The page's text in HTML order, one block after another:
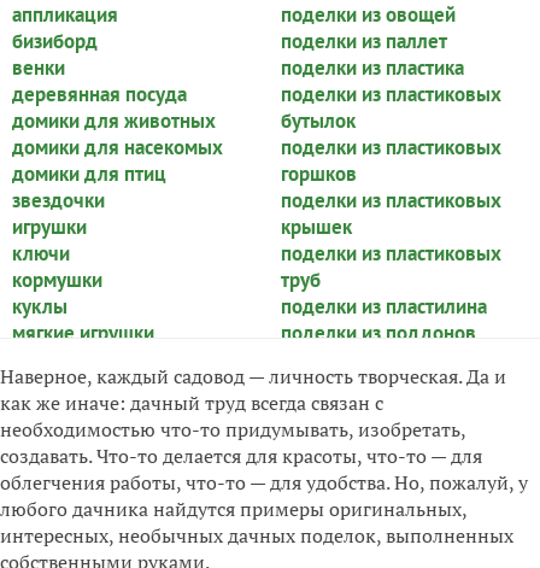
аппликация
бизиборд
венки
деревянная посуда
домики для животных
домики для насекомых
домики для птиц
звездочки
игрушки
ключи
кормушки
куклы
мягкие игрушки
панно
поделки из атласных лент
поделки из бамбука
поделки из бетона
поделки из бисера
поделки из бросового
материала
поделки из овощей
поделки из паллет
поделки из пластика
поделки из пластиковых
бутылок
поделки из пластиковых
горшков
поделки из пластиковых
крышек
поделки из пластиковых
труб
поделки из пластилина
поделки из поддонов
глины
поделки из природных
материалов
поделки из пробок
поделки из прутьев
поделки из ракушек
поделки из салфеток
Наверное, каждый садовод — личность творческая. Да и
как же иначе: дачный труд всегда связан с
необходимостью что-то придумывать, изобретать,
создавать. Что-то делается для красоты, что-то — для
облегчения работы, что-то — для удобства. Но, пожалуй, у
любого дачника найдутся примеры оригинальных,
интересных, необычных дачных поделок, выполненных
собственными руками.